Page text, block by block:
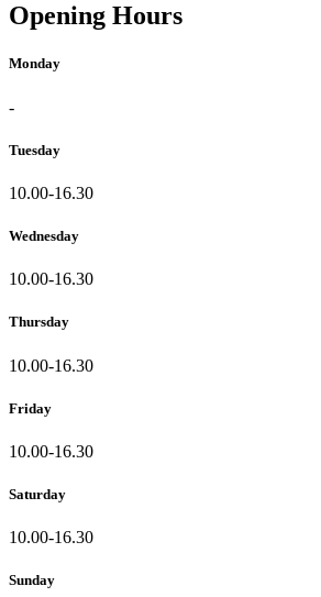
Opening Hours
Monday
-
Tuesday
10.00-16.30
Wednesday
10.00-16.30
Thursday
10.00-16.30
Friday
10.00-16.30
Saturday
10.00-16.30
Sunday